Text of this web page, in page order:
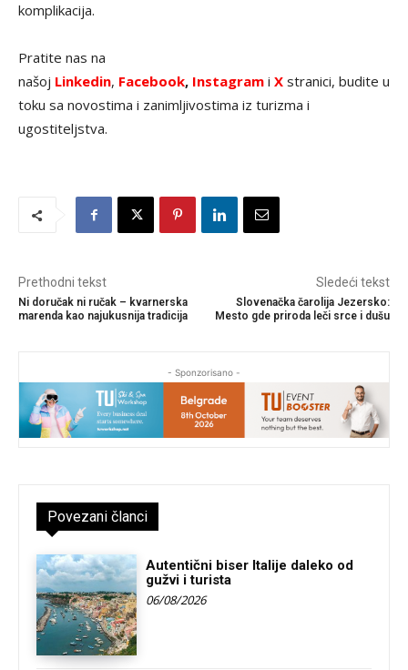
komplikacija.
Pratite nas na
našoj Linkedin, Facebook, Instagram i X stranici, budite u
toku sa novostima i zanimljivostima iz turizma i
ugostiteljstva.
Prethodni tekst
Ni doručak ni ručak – kvarnerska
marenda kao najukusnija tradicija
Sledeći tekst
Slovenačka čarolija Jezersko:
Mesto gde priroda leči srce i dušu
- Sponzorisano -
Povezani članci
Autentični biser Italije daleko od
gužvi i turista
06/08/2026